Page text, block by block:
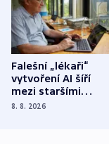
Falešní „lékaři“
vytvoření AI šíří
mezi staršími
Poláky nebezpečné
8. 8. 2026